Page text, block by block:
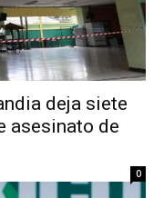
deja siete
asesinato de
0